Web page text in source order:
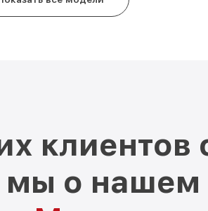
клиентов
о нашем